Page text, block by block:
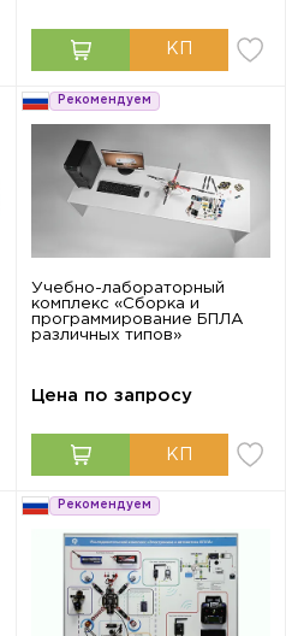
Рекомендуем
Учебно-лабораторный
комплекс «Сборка и
программирование БПЛА
различных типов»
Цена по запросу
Рекомендуем